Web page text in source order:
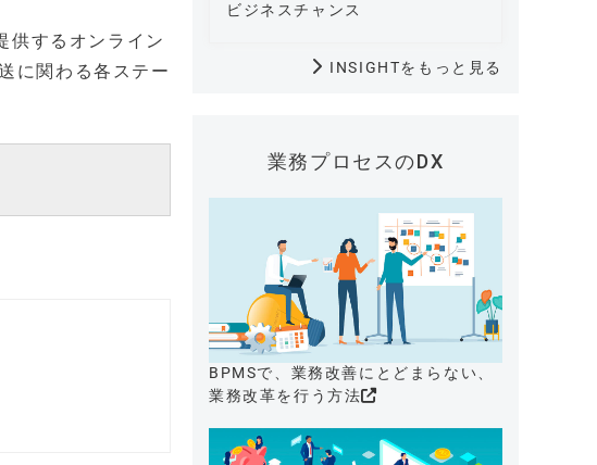
供するオンライン
に関わる各ステー
ビジネスチャンス
INSIGHTをもっと見る
業務プロセスのDX
BPMSで、業務改善にとどまらない、
業務改革を行う方法